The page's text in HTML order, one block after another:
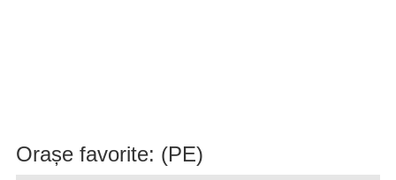
Orașe favorite: (PE)